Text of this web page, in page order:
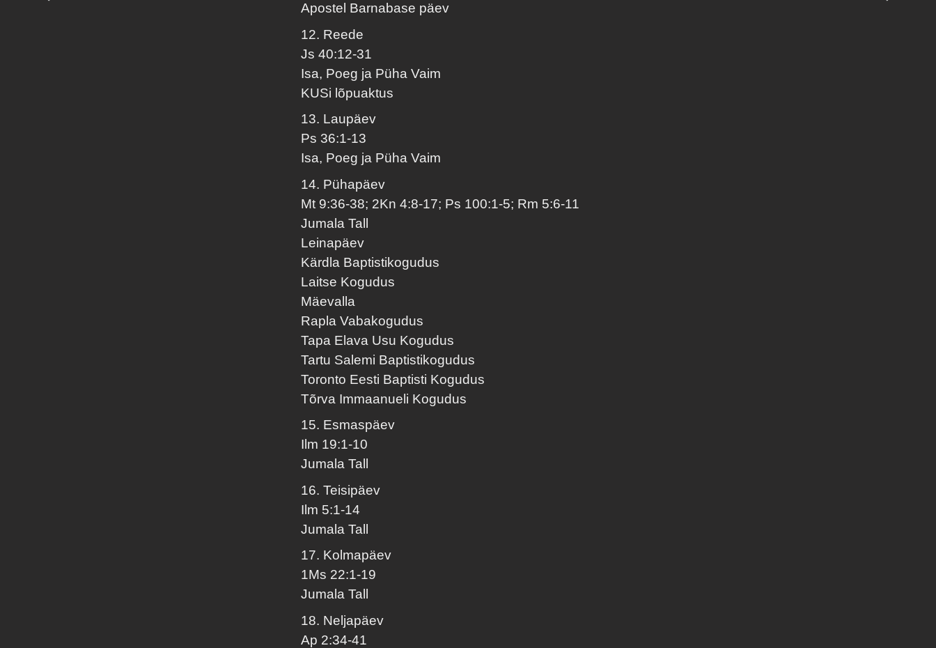
Apostel Barnabase päev
12. Reede
Js 40:12-31
Isa, Poeg ja Püha Vaim
KUSi lõpuaktus
13. Laupäev
Ps 36:1-13
Isa, Poeg ja Püha Vaim
14. Pühapäev
Mt 9:36-38; 2Kn 4:8-17; Ps 100:1-5; Rm 5:6-11
Jumala Tall
Leinapäev
Kärdla Baptistikogudus
Laitse Kogudus
Mäevalla
Rapla Vabakogudus
Tapa Elava Usu Kogudus
Tartu Salemi Baptistikogudus
Toronto Eesti Baptisti Kogudus
Tõrva Immaanueli Kogudus
15. Esmaspäev
Ilm 19:1-10
Jumala Tall
16. Teisipäev
Ilm 5:1-14
Jumala Tall
17. Kolmapäev
1Ms 22:1-19
Jumala Tall
18. Neljapäev
Ap 2:34-41